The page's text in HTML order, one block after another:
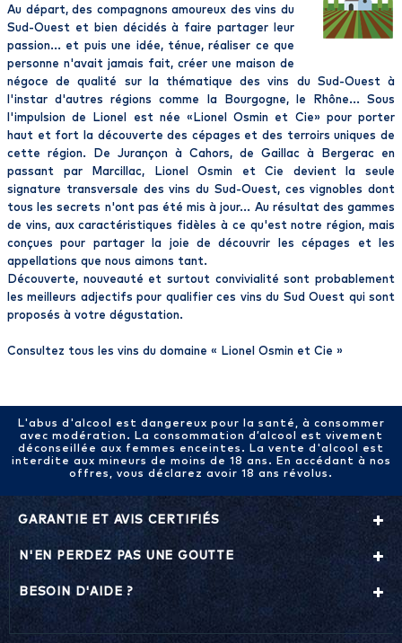
Au départ, des compagnons amoureux des vins du
Sud-Ouest et bien décidés à faire partager leur
passion... et puis une idée, ténue, réaliser ce que
personne n'avait jamais fait, créer une maison de
négoce de qualité sur la thématique des vins du Sud-Ouest à
l'instar d'autres régions comme la Bourgogne, le Rhône... Sous
l'impulsion de Lionel est née «Lionel Osmin et Cie» pour porter
haut et fort la découverte des cépages et des terroirs uniques de
cette région. De Jurançon à Cahors, de Gaillac à Bergerac en
passant par Marcillac, Lionel Osmin et Cie devient la seule
signature transversale des vins du Sud-Ouest, ces vignobles dont
tous les secrets n'ont pas été mis à jour... Au résultat des gammes
de vins, aux caractéristiques fidèles à ce qu'est notre région, mais
conçues pour partager la joie de découvrir les cépages et les
appellations que nous aimons tant.
Découverte, nouveauté et surtout convivialité sont probablement
les meilleurs adjectifs pour qualifier ces vins du Sud Ouest qui sont
proposés à votre dégustation.
Consultez tous les vins du domaine « Lionel Osmin et Cie »
L'abus d'alcool est dangereux pour la santé, à consommer
avec modération. La consommation d’alcool est vivement
déconseillée aux femmes enceintes. La vente d'alcool est
interdite aux mineurs de moins de 18 ans. En accédant à nos
offres, vous déclarez avoir 18 ans révolus.
GARANTIE ET AVIS CERTIFIÉS
N'EN PERDEZ PAS UNE GOUTTE
BESOIN D'AIDE ?